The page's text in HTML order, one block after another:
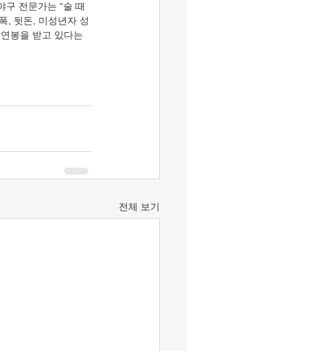
전문가는 “술 때
, 뒷돈, 미성년자 성
봉을 받고 있다는
전체 보기